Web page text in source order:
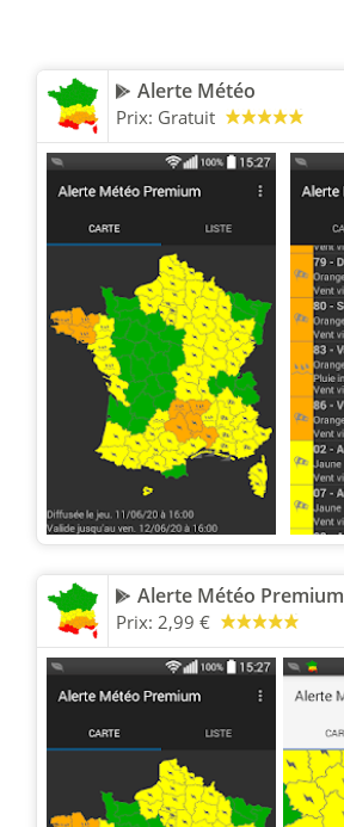
Alerte Météo
Prix: Gratuit
Alerte Météo Premium
Prix: 2,99 €